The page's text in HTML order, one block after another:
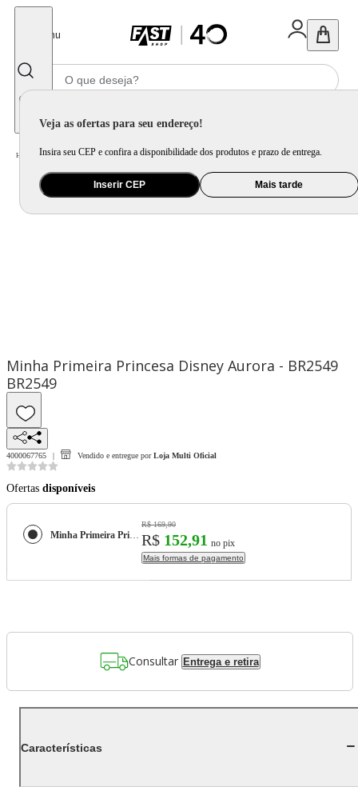
Menu
Veja as ofertas para seu endereço!
Insira seu CEP e confira a disponibilidade dos produtos e prazo de entrega.
Inserir CEP Mais tarde
Home Brinquedo e Colecionável / Boneca e Acessório
Minha Primeira Princesa Disney Aurora - BR2549
BR2549
4000067765 Vendido e entregue por Loja Multi Oficial
Ofertas disponíveis
Minha Primeira Princesa Disney Aurora - BR2549 BR2549
R$ 169,90
R$ 152,91 no pix
Mais formas de pagamento
Consultar Entrega e retira
Características